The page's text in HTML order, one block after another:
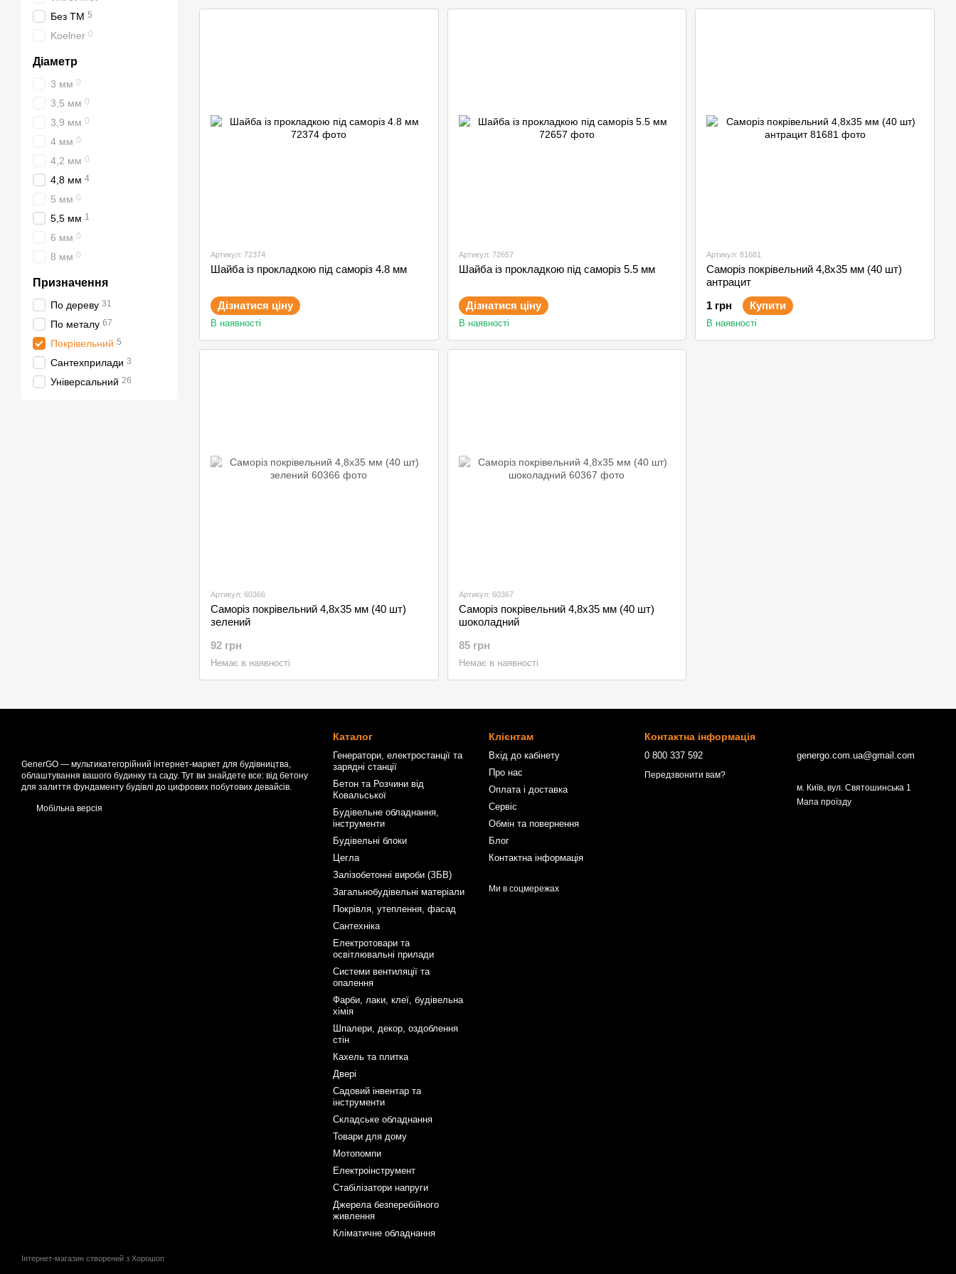
Артикул: 72374
Шайба із прокладкою під саморіз 4.8 мм
Дізнатися ціну
В наявності
Артикул: 72657
Шайба із прокладкою під саморіз 5.5 мм
Дізнатися ціну
В наявності
Артикул: 81681
Саморіз покрівельний 4,8х35 мм (40 шт)
антрацит
1 грн
Купити
В наявності
Артикул: 60366
Саморіз покрівельний 4,8х35 мм (40 шт)
зелений
92 грн
Немає в наявності
Артикул: 60367
Саморіз покрівельний 4,8х35 мм (40 шт)
шоколадний
85 грн
Немає в наявності
Без ТМ 5
Koelner 0
Діаметр
3 мм 0
3,5 мм 0
3,9 мм 0
4 мм 0
4,2 мм 0
4,8 мм 4
5 мм 0
5,5 мм 1
6 мм 0
8 мм 0
Призначення
По дереву 31
По металу 67
Покрівельний 5
Сантехприлади 3
Універсальний 26
GenerGO — мультикатегорійний інтернет-маркет для будівництва,
облаштування вашого будинку та саду. Тут ви знайдете все: від бетону
для залиття фундаменту будівлі до цифрових побутових девайсів.
Мобільна версія
Інтернет-магазин створений з Хорошоп
Каталог
Генератори, електростанції та
зарядні станції
Бетон та Розчини від
Ковальської
Будівельне обладнання,
інструменти
Будівельні блоки
Цегла
Залізобетонні вироби (ЗБВ)
Загальнобудівельні матеріали
Покрівля, утеплення, фасад
Сантехніка
Електротовари та
освітлювальні прилади
Системи вентиляції та
опалення
Фарби, лаки, клеї, будівельна
хімія
Шпалери, декор, оздоблення
стін
Кахель та плитка
Двері
Садовий інвентар та
інструменти
Складське обладнання
Товари для дому
Мотопомпи
Електроінструмент
Стабілізатори напруги
Джерела безперебійного
живлення
Кліматичне обладнання
Клієнтам
Вхід до кабінету
Про нас
Оплата і доставка
Сервіс
Обмін та повернення
Блог
Контактна інформація
Ми в соцмережах
Контактна інформація
0 800 337 592
Передзвонити вам?
genergo.com.ua@gmail.com
м. Київ, вул. Святошинська 1
Мапа проїзду